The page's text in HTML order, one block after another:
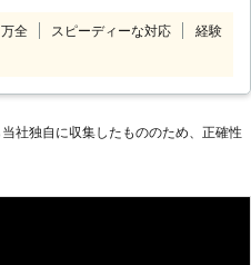
決できるよう スタッフ一同
る？」 ぜひご相談下さい！
減するお手伝いもシンユウはい
ます。 どんなに小さなことでも
業12年、みなさまよりご信頼
リーニングや家具の組み立て、
代行をはじめ、「やってもらえ
ほしい」などのお困りごとなら
内いたします。
全 スピーディーな対応
経験
社独⾃に収集したもののため、正確性